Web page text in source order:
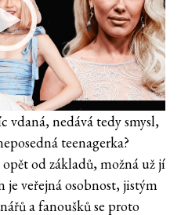
nedává tedy smysl,
teenagerka?
od základů, možná už jí
je veřejná osobnost, jistým
a fanoušků se proto